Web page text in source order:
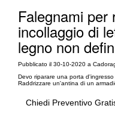
Falegnami per
incollaggio di
legno non defin
Pubblicato il 30-10-2020 a
Devo riparare una porta
Raddrizzare un'antina di un
Chiedi Preventivo